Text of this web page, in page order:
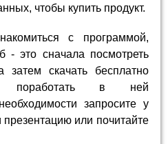
чтобы купить продукт.
с программой,
- это сначала посмотреть
затем скачать бесплатно
в ней
запросите у
или почитайте